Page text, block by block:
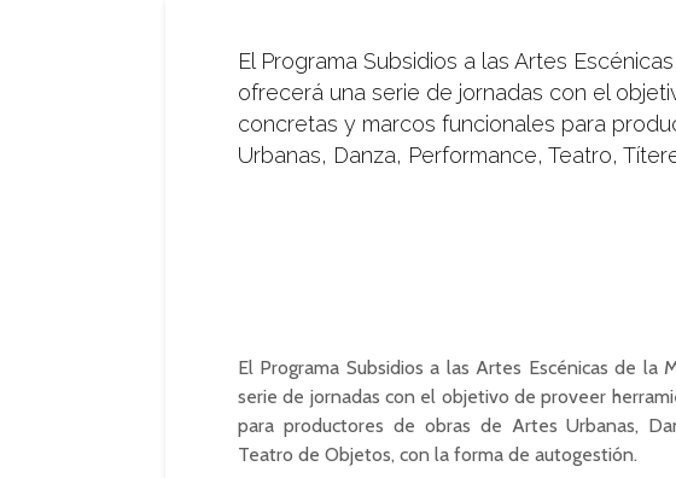
El Programa Subsidios a las Artes
ofrecerá una serie de jornadas con el
concretas y marcos funcionales para
Urbanas, Danza, Performance, Teatro,
El Programa Subsidios a las Artes Escénicas de la
serie de jornadas con el objetivo de proveer
para productores de obras de Artes Urbanas,
Teatro de Objetos, con la forma de autogestión.